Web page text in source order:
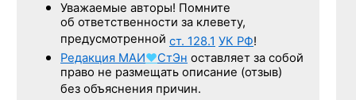
Уважаемые авторы! Помните
об ответственности за клевету,
предусмотренной ст. 128.1 УК РФ!
Редакция МАИ♥СтЭн оставляет за собой
право не размещать описание (отзыв)
без объяснения причин.